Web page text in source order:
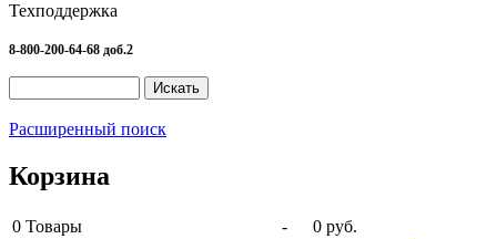
Техподдержка
8-800-200-64-68 доб.2
Расширенный поиск
Корзина
0 Товары -
0 руб.